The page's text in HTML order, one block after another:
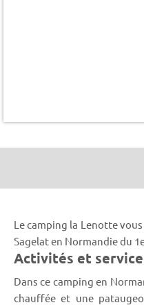
Le camping la Lenotte
Sagelat en Normandie du
Activités et
Dans ce camping en
chauffée et une